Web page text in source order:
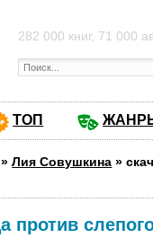
282 000 книг, 71 000
ТОП
»Лия Совушкина »
против